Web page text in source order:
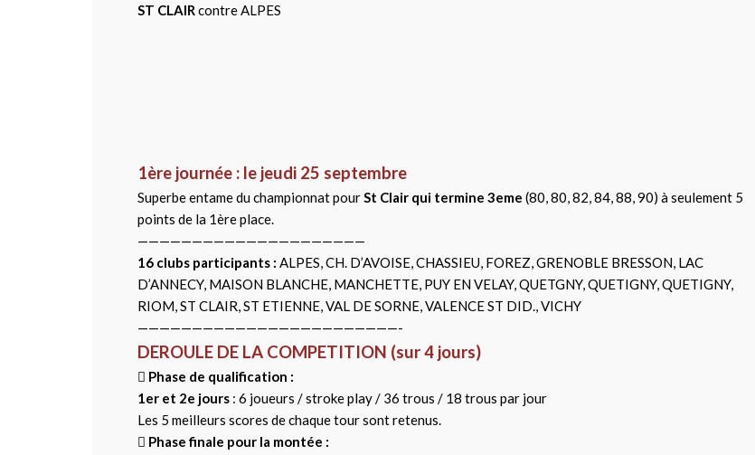
ST CLAIRcontre ALPES
1ère journée : le jeudi 25 septembre
Superbe entame du championnat pourSt Clair qui termine 3eme (80, 80, 82, 84, 88, 90) à seulement 5
points de la 1ère place.
—————————————————————
16 clubs participants : ALPES, CH. D’AVOISE, CHASSIEU, FOREZ, GRENOBLE BRESSON, LAC
D’ANNECY, MAISON BLANCHE, MANCHETTE, PUY EN VELAY, QUETGNY, QUETIGNY, QUETIGNY,
RIOM, ST CLAIR, ST ETIENNE, VAL DE SORNE, VALENCE ST DID., VICHY
————————————————————————-
DEROULE DE LA COMPETITION (sur 4 jours)
 Phase de qualification :
1er et 2e jours : 6 joueurs / stroke play / 36 trous / 18 trous par jour
Les 5 meilleurs scores de chaque tour sont retenus.
 Phase finale pour la montée :